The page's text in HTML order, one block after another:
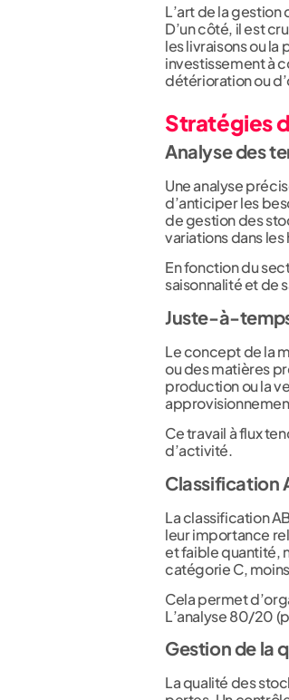
L’art de la
D’un côté, il est
les livraisons ou la
investissement à
détérioration ou
Stratégies
Analyse des
Une analyse
d’anticiper les
de gestion des
variations dans
En fonction du
saisonnalité et de
Juste-à-
Le concept de la
ou des matières
production ou la
Ce travail à flux
d’activité.
Classification
La classification
leur importance
et faible quantité,
catégorie C,
Cela permet
L’analyse 80/20
Gestion de la
La qualité des